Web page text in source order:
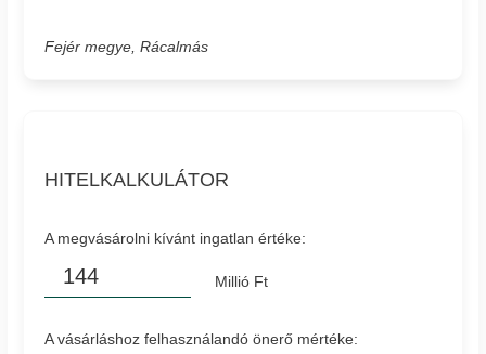
Fejér megye, Rácalmás
HITELKALKULÁTOR
A megvásárolni kívánt ingatlan értéke:
Millió Ft
A vásárláshoz felhasználandó önerő mértéke: